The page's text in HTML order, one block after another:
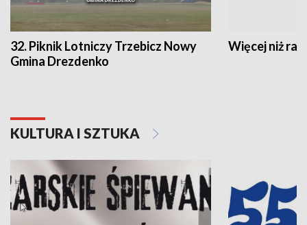
32. Piknik Lotniczy Trzebicz Nowy
Gmina Drezdenko
Więcej niż rajd
KULTURA I SZTUKA